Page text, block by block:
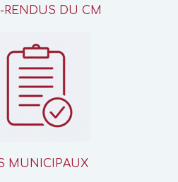
RENDUS DU CM
MUNICIPAUX